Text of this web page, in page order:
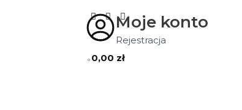
Moje konto
Rejestracja
0,00 zł
0